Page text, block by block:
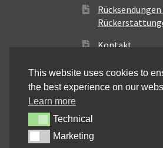
Rücksendungen
Kontakt
This website uses cookies to
the best experience on our
Learn more
TechnicalTechnical
MarketingMarketing